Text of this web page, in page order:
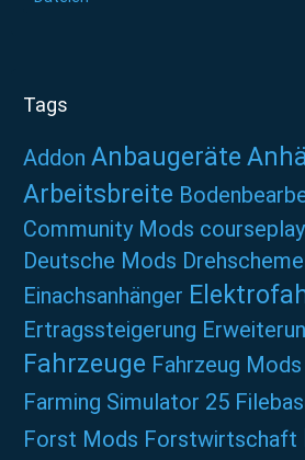
Tags
Addon Anbaugeräte
Arbeitsbreite
Community Mods courseplay
Deutsche Mods
Einachsanhänger
Ertragssteigerung
Fahrzeuge Fahrzeug Mods
Farming Simulator 25
Forst Mods Forstwirtschaft